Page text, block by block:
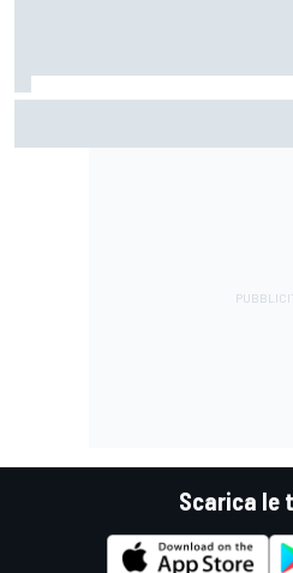
stessa"
Scarica le